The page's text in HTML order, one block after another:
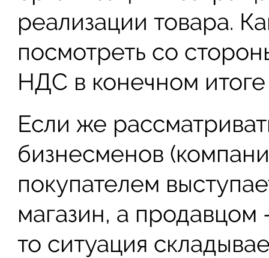
реализации товара.
посмотреть со
НДС в конечном итоге
Если же
бизнесменов
покупателем
магазин, а продавцом
то ситуация